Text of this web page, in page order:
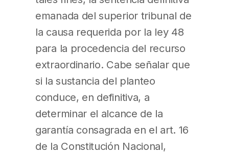
emanada del superior tribunal de
la causa requerida por la ley 48
para la procedencia del recurso
extraordinario. Cabe señalar que
si la sustancia del planteo
conduce, en definitiva, a
determinar el alcance de la
garantía consagrada en el art. 16
de la Constitución Nacional,